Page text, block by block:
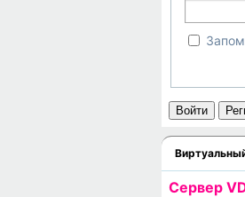
Войти
Cервер